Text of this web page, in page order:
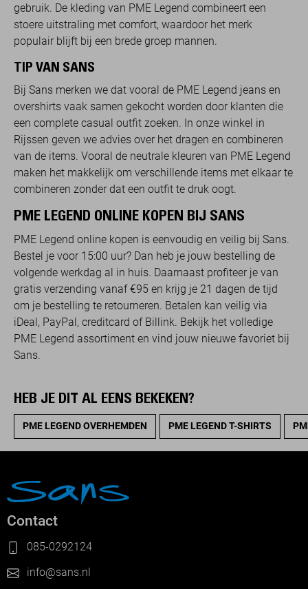
gebruik. De kleding van PME Legend combineert een
stoere uitstraling met comfort, waardoor het merk
populair blijft bij een brede groep mannen.
TIP VAN SANS
Bij Sans merken we dat vooral de PME Legend jeans en
overshirts vaak samen gekocht worden door klanten die
een complete casual outfit zoeken. In onze winkel in
Rijssen geven we advies over het dragen en combineren
van de items. Vooral de neutrale kleuren van PME Legend
maken het makkelijk om verschillende items met elkaar te
combineren zonder dat een outfit te druk oogt.
PME LEGEND ONLINE KOPEN BIJ SANS
PME Legend online kopen is eenvoudig en veilig bij Sans.
Bestel je voor 15:00 uur? Dan heb je jouw bestelling de
volgende werkdag al in huis. Daarnaast profiteer je van
gratis verzending vanaf €95 en krijg je 21 dagen de tijd
om je bestelling te retourneren. Betalen kan veilig via
iDeal, PayPal, creditcard of Billink. Bekijk het volledige
PME Legend assortiment en vind jouw nieuwe favoriet bij
Sans.
HEB JE DIT AL EENS BEKEKEN?
PME LEGEND OVERHEMDEN PME LEGEND T-SHIRTS
Contact
085-0292124
info@sans.nl